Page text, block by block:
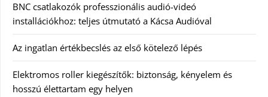
BNC csatlakozók professzionális audió-videó
installációkhoz: teljes útmutató a Kácsa Audióval
Az ingatlan értékbecslés az első kötelező lépés
Elektromos roller kiegészítők: biztonság, kényelem és
hosszú élettartam egy helyen